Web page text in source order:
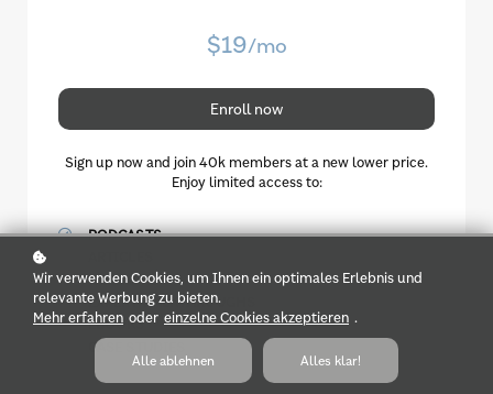
$19/mo
Enroll now
Sign up now and join 40k members at a new lower price.
Enjoy limited access to:
PODCASTS
WEBINARS
EXPERT WALKTHROUGHS
EBOOKS
CASE STUDIES
Wir verwenden Cookies, um Ihnen ein optimales Erlebnis und
relevante Werbung zu bieten.
Mehr erfahren oder einzelne Cookies akzeptieren .
Alle ablehnen Alles klar!